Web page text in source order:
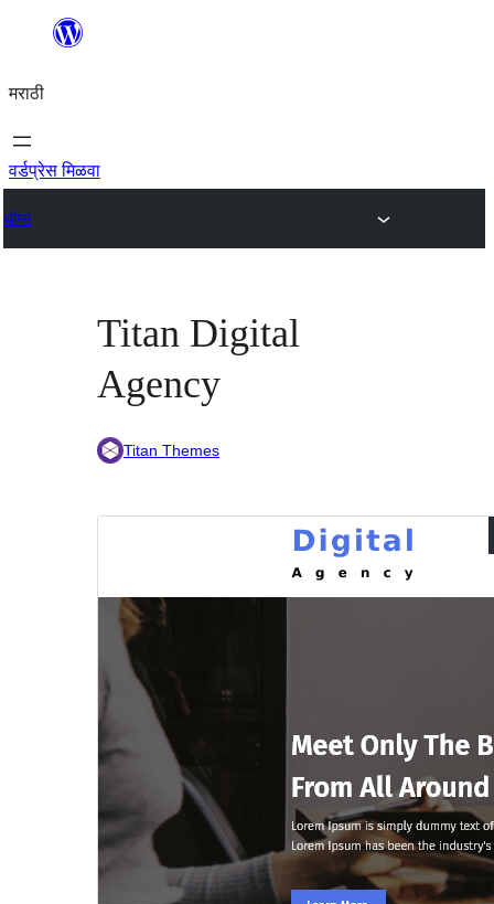
सामुग्रीवर
मराठी
वर्डप्रेस मिळवा
थीम्स
Titan Digital
Agency
Titan Themes